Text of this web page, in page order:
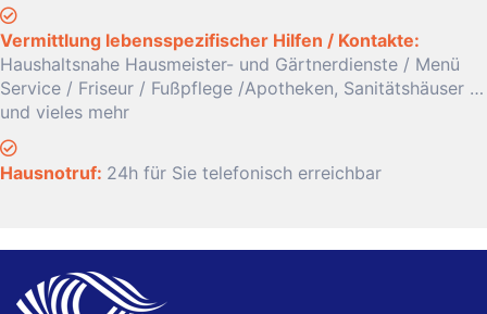
Vermittlung lebensspezifischer Hilfen / Kontakte:
Haushaltsnahe Hausmeister- und Gärtnerdienste / Menü
Service / Friseur / Fußpflege /Apotheken, Sanitätshäuser …
und vieles mehr
Hausnotruf: 24h für Sie telefonisch erreichbar